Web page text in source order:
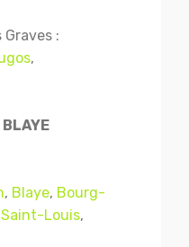
:
,
BLAYE
, Blaye, Bourg-
Louis,